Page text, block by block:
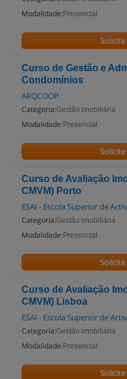
Modalidade: Presencial
Curso de Gestão e
Condomínios
ARQCOOP
Categoria:Gestão imobiliária
Modalidade: Presencial
Curso de Avaliação
CMVM) Porto
ESAI - Escola Superior de
Categoria:Gestão imobiliária
Modalidade: Presencial
Curso de Avaliação
CMVM) Lisboa
ESAI - Escola Superior de
Categoria:Gestão imobiliária
Modalidade: Presencial